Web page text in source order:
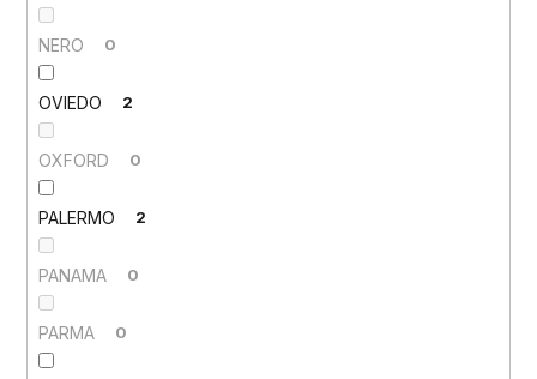
NERO 0
OVIEDO 2
OXFORD 0
PALERMO 2
PANAMA 0
PARMA 0